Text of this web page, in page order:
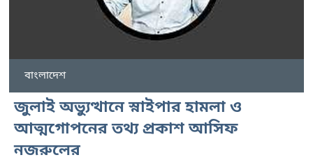
বাংলাদেশ
জুলাই অভ্যুত্থানে স্নাইপার হামলা ও
আত্মগোপনের তথ্য প্রকাশ আসিফ
নজরুলের